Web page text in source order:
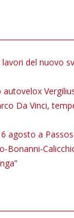
del nuovo
autovelox
Da Vinci,
agosto a
Bonanni-